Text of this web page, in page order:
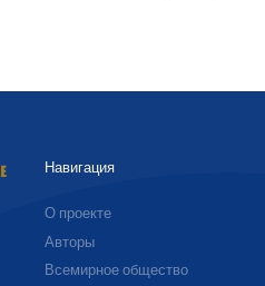
Навигация
О проекте
Авторы
Всемирное общество